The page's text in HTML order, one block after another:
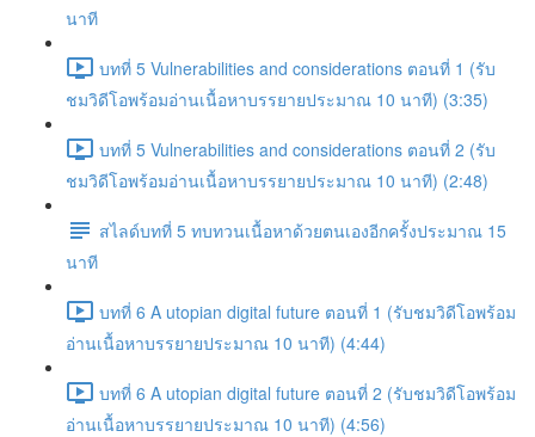
นาที
บทที่ 5 Vulnerabilities and considerations ตอนที่ 1 (รับ
ชมวิดีโอพร้อมอ่านเนื้อหาบรรยายประมาณ 10 นาที) (3:35)
บทที่ 5 Vulnerabilities and considerations ตอนที่ 2 (รับ
ชมวิดีโอพร้อมอ่านเนื้อหาบรรยายประมาณ 10 นาที) (2:48)
สไลด์บทที่ 5 ทบทวนเนื้อหาด้วยตนเองอีกครั้งประมาณ 15
นาที
บทที่ 6 A utopian digital future ตอนที่ 1 (รับชมวิดีโอพร้อม
อ่านเนื้อหาบรรยายประมาณ 10 นาที) (4:44)
บทที่ 6 A utopian digital future ตอนที่ 2 (รับชมวิดีโอพร้อม
อ่านเนื้อหาบรรยายประมาณ 10 นาที) (4:56)